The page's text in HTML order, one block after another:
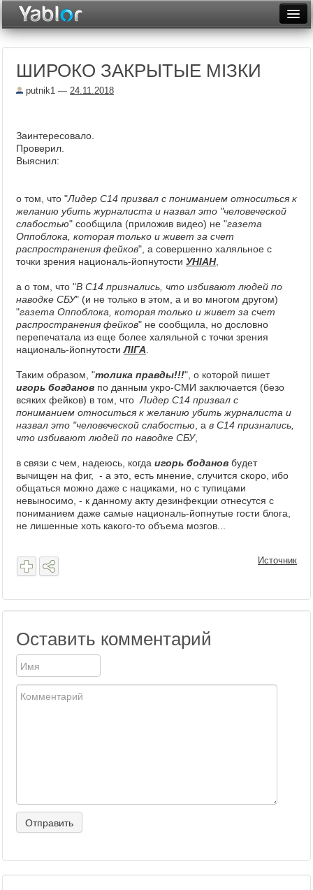
Неделя
Видеотоп
ШИРОКО ЗАКРЫТЫЕ МIЗКИ
putnik1 — 24.11.2018
Заинтересовало.
Проверил.
Выяснил:
о том, что "Лидер С14 призвал с пониманием относиться к
желанию убить журналиста и назвал это "человеческой
слабостью" сообщила (приложив видео) не "газета
Оппоблока, которая только и живет за счет
распространения фейков", а совершенно халяльное с
точки зрения националь-йопнутости УНIАН,
а о том, что "В С14 признались, что избивают людей по
наводке СБУ" (и не только в этом, а и во многом другом)
"газета Оппоблока, которая только и живет за счет
распространения фейков" не сообщила, но дословно
перепечатала из еще более халяльной с точки зрения
националь-йопнутостиЛIГА
Таким образом, "толика правды!!!", о которой пишет
игорь богданов по данным укро-СМИ заключается (безо
всяких фейков) в том, что Лидер С14 призвал с
пониманием относиться к желанию убить журналиста и
назвал это "человеческой слабостью , а в С14 признались,
что избивают людей по наводке СБУ,
в связи с чем, надеюсь, когда игорь боданов будет
вычищен на фиг, - а это, есть мнение, случится скоро, ибо
общаться можно даже с нациками, но с тупицами
невыносимо, - к данному акту дезинфекции отнесутся с
пониманием даже самые националь-йопнутые гости блога,
не лишенные хоть какого-то объема мозгов...
Источник
Оставить комментарий